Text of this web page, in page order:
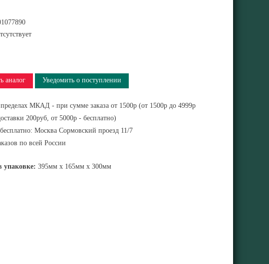
аналог
Уведомить о поступлении
МКАД - при сумме заказа от 1500р (от 1500р до 4999р
200руб, от 5000р - бесплатно)
Москва Сормовский проезд 11/7
по всей России
упаковке: 395мм x 165мм x 300мм